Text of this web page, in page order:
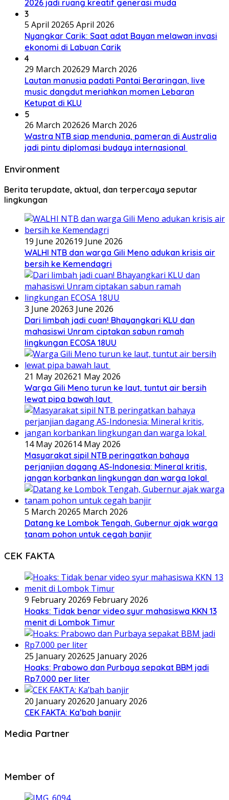
2026 jadi ruang kreatif generasi muda
3
5 April 20265 April 2026
Nyangkar Carik: Saat adat Bayan melawan invasi
ekonomi di Labuan Carik
4
29 March 202629 March 2026
Lautan manusia padati Pantai Beraringan, live
music dangdut meriahkan momen Lebaran
Ketupat di KLU
5
26 March 202626 March 2026
Wastra NTB siap mendunia, pameran di Australia
jadi pintu diplomasi budaya internasional
Environment
Berita terupdate, aktual, dan terpercaya seputar
lingkungan
19 June 202619 June 2026
WALHI NTB dan warga Gili Meno adukan krisis air
bersih ke Kemendagri
3 June 20263 June 2026
Dari limbah jadi cuan! Bhayangkari KLU dan
mahasiswi Unram ciptakan sabun ramah
lingkungan ECOSA 18UU
21 May 202621 May 2026
Warga Gili Meno turun ke laut, tuntut air bersih
lewat pipa bawah laut
14 May 202614 May 2026
Masyarakat sipil NTB peringatkan bahaya
perjanjian dagang AS-Indonesia: Mineral kritis,
jangan korbankan lingkungan dan warga lokal
5 March 20265 March 2026
Datang ke Lombok Tengah, Gubernur ajak warga
tanam pohon untuk cegah banjir
CEK FAKTA
9 February 20269 February 2026
Hoaks: Tidak benar video syur mahasiswa KKN 13
menit di Lombok Timur
25 January 202625 January 2026
Hoaks: Prabowo dan Purbaya sepakat BBM jadi
Rp7.000 per liter
20 January 202620 January 2026
CEK FAKTA: Ka’bah banjir
Media Partner
Member of